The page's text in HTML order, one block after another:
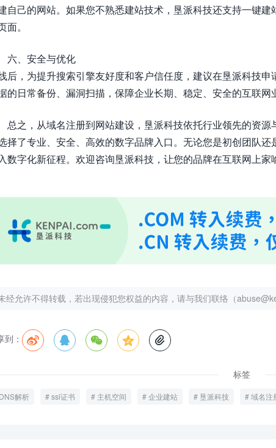
自己的网站。如果您不熟悉建站技术，垦派科技还支持一键
面。
六、安全与优化
后，为提升搜索引擎友好度和客户信任度，建议在垦派科技申
的日常备份、漏洞扫描，保障企业长期、稳定、安全的互联网
总之，从域名注册到网站建设，垦派科技依托行业领先的资
择了专业、安全、高效的数字品牌入口。无论您是初创团队还
数字化新征程。欢迎咨询垦派科技，让您的品牌在互联网上家
经允许不得转载，若出现侵犯您权益的内容，请与我们联络（
到：     
标签
解析 ssl证书 主机空间 企业建站 垦派科技 域名注